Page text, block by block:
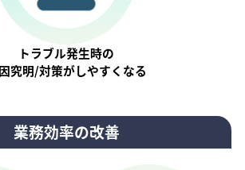
トラブル発生時の
究明/対策がしやすくなる
業務効率の改善